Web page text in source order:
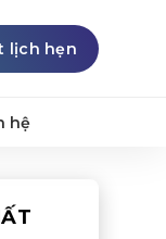
lịch hẹn
hệ